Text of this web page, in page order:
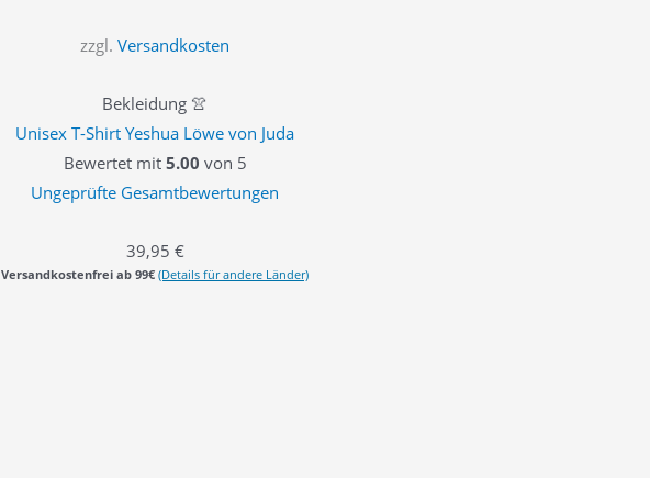
zzgl. Versandkosten
Bekleidung 👚
Unisex T-Shirt Yeshua Löwe von Juda
Bewertet mit 5.00 von 5
Ungeprüfte Gesamtbewertungen
39,95 €
Versandkostenfrei ab 99€ (Details für andere Länder)